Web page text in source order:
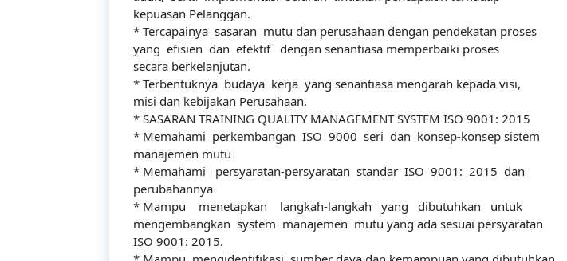
kepuasan Pelanggan.
* Tercapainya sasaran mutu dan perusahaan dengan pendekatan proses
yang efisien dan efektif dengan senantiasa memperbaiki proses
secara berkelanjutan.
* Terbentuknya budaya kerja yang senantiasa mengarah kepada visi,
misi dan kebijakan Perusahaan.
* SASARAN TRAINING QUALITY MANAGEMENT SYSTEM ISO 9001: 2015
* Memahami perkembangan ISO 9000 seri dan konsep-konsep sistem
manajemen mutu
* Memahami persyaratan-persyaratan standar ISO 9001: 2015 dan
perubahannya
* Mampu menetapkan langkah-langkah yang dibutuhkan untuk
mengembangkan system manajemen mutu yang ada sesuai persyaratan
ISO 9001: 2015.
Tentang Kami